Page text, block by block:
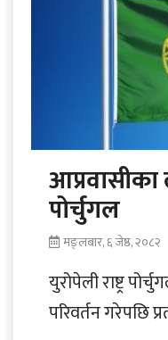
पोर्चुगल
मङ्लबार, ६ जेष्ठ, २०८२
युरोपेली राष्ट्र
परिवर्तन गरेपछि